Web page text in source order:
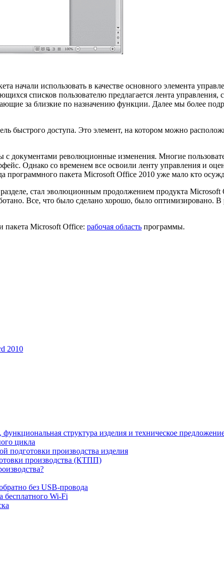
начали использовать в качестве основного элемента
списков пользователю предлагается лента
за близкие по назначению функции. Далее мы более
быстрого доступа. Это элемент, на котором можно
документами революционные изменения. Многие
Однако со временем все освоили ленту управления и
программного пакета Microsoft Office 2010 уже мало кто
стал эволюционным продолжением продукта
Все, что было сделано хорошо, было оптимизировано. В
пакета Microsoft Office: рабочая область программы.
2010
структура изделия и техническое
цикла
подготовки производства изделия
производства (КТПП)
без USB-провода
бесплатного Wi-Fi